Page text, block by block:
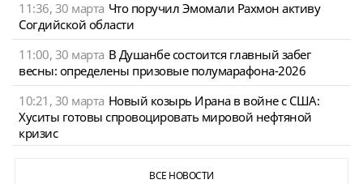
11:36, 30 марта Что поручил Эмомали Рахмон активу
Согдийской области
11:00, 30 марта В Душанбе состоится главный забег
весны: определены призовые полумарафона-2026
10:21, 30 марта Новый козырь Ирана в войне с США:
Хуситы готовы спровоцировать мировой нефтяной
кризис
ВСЕ НОВОСТИ